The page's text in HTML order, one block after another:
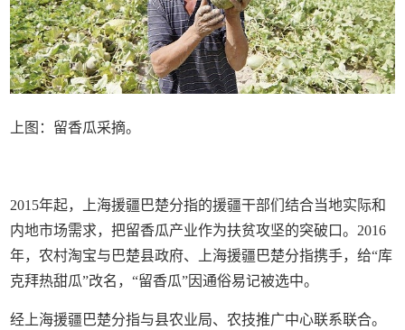
上图：留香瓜采摘。
2015年起，上海援疆巴楚分指的援疆干部们结合当地实际和
内地市场需求，把留香瓜产业作为扶贫攻坚的突破口。2016
年，农村淘宝与巴楚县政府、上海援疆巴楚分指携手，给“库
克拜热甜瓜”改名，“留香瓜”因通俗易记被选中。
经上海援疆巴楚分指与县农业局、农技推广中心联系联合。